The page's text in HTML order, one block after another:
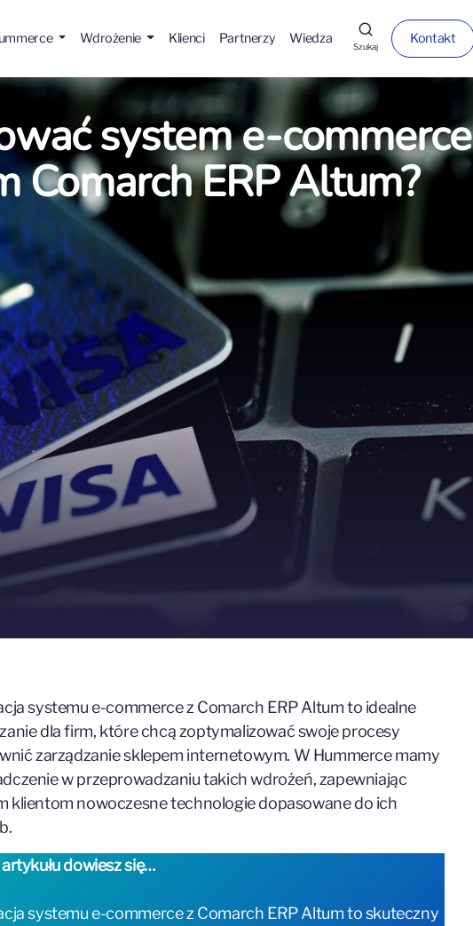
Wdrożenie Klienci Partnerzy Wiedza
Szukaj
Kontakt
system e‑commerce
Comarch ERP Altum?
systemu e-commerce z Comarch ERP Altum to idealne
dla firm, które chcą zoptymalizować swoje procesy
zarządzanie sklepem internetowym. W Hummerce mamy
w przeprowadzaniu takich wdrożeń, zapewniając
klientom nowoczesne technologie dopasowane do ich
dowiesz się…
systemu e-commerce z Comarch ERP Altum to skuteczny